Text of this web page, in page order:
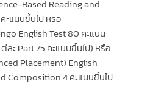
Based Reading and
ะแนนขึ้นไป หรือ
English Test 80 คะแนน
ละ Part 75 คะแนนขึ้นไป) หรือ
Placement) English
Composition 4 คะแนนขึ้นไป